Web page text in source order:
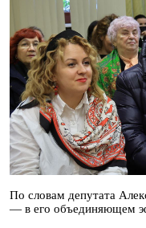
По словам депутата
— в его объединяющем